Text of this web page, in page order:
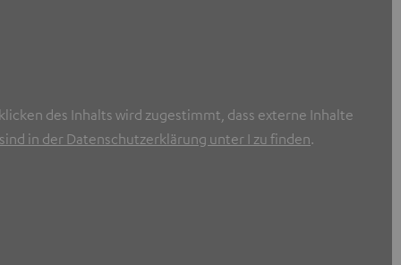
des Inhalts wird zugestimmt, dass externe Inhalte
in der Datenschutzerklärung unter I zu finden.